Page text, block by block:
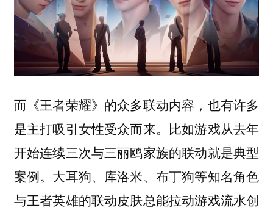
而《王者荣耀》的众多联动内容，也有许多
是主打吸引女性受众而来。比如游戏从去年
开始连续三次与三丽鸥家族的联动就是典型
案例。大耳狗、库洛米、布丁狗等知名角色
与王者英雄的联动皮肤总能拉动游戏流水创